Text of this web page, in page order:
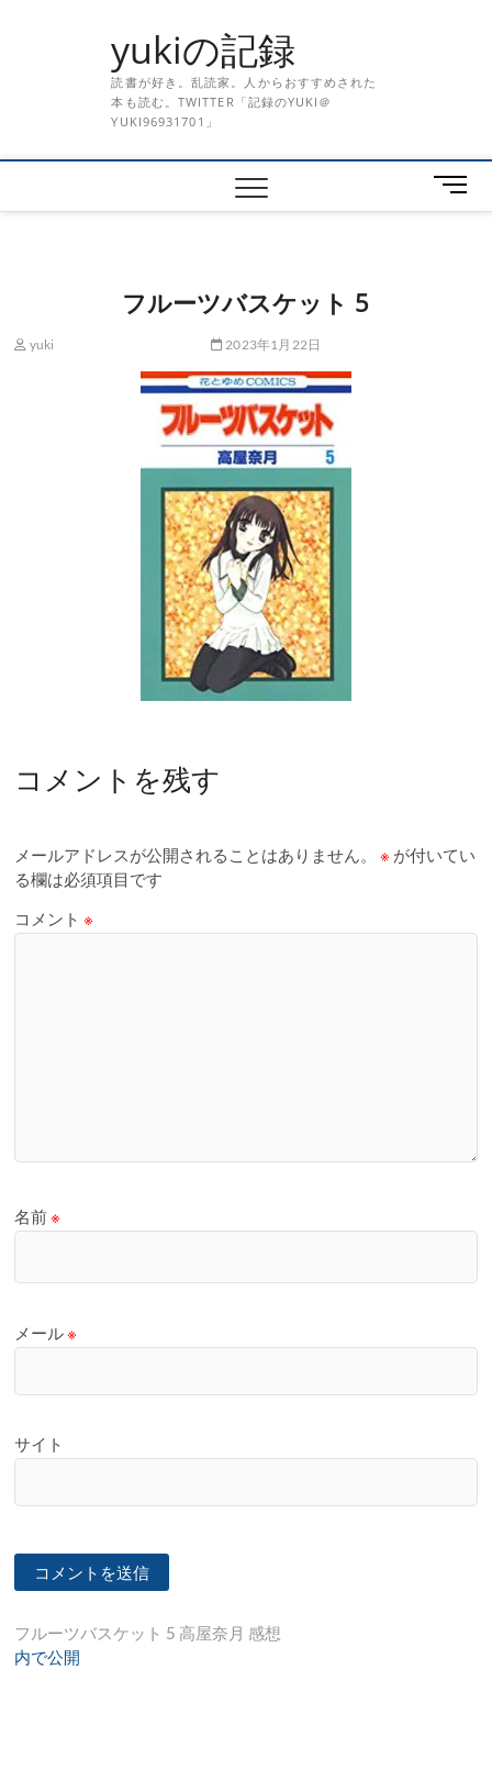
yukiの記録
読書が好き。乱読家。人からおすすめされた
本も読む。TWITTER「記録のYUKI＠
YUKI96931701」
メ
ニ
フルーツバスケット 5
yuki 2023年1月22日
コメントを残す
メールアドレスが公開されることはありません。 ※ が付いてい
る欄は必須項目です
コメント※
名前※
メール※
サイト
投
稿
フルーツバスケット 5 高屋奈月 感想
内で公開